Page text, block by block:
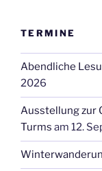
TERMINE
Abendliche
2026
Ausstellung zur
Turms am 12.